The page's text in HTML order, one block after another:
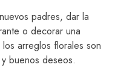
padres, dar la
o decorar una
arreglos florales son
buenos deseos.